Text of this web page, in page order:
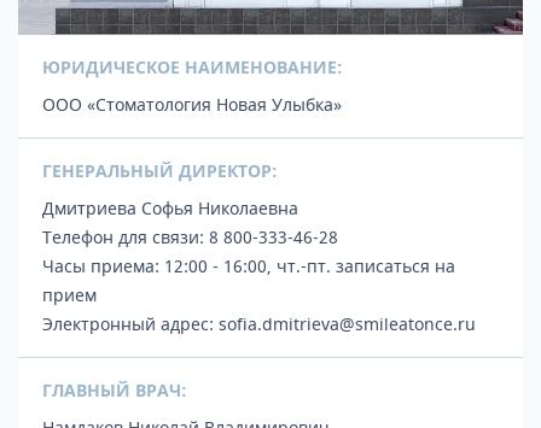
ЮРИДИЧЕСКОЕ НАИМЕНОВАНИЕ:
ООО «Стоматология Новая Улыбка»
ГЕНЕРАЛЬНЫЙ ДИРЕКТОР:
Дмитриева Софья Николаевна
Телефон для связи: 8 800-333-46-28
Часы приема: 12:00 - 16:00, чт.-пт. записаться на
прием
Электронный адрес: sofia.dmitrieva@smileatonce.ru
ГЛАВНЫЙ ВРАЧ: